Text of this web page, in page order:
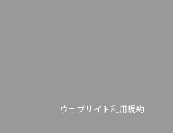
ウェブサイト利用規約